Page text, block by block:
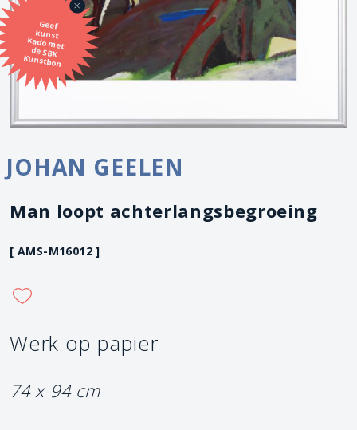
Geef
kunst
kado met
de SBK
Kunstbon
JOHAN GEELEN
Man loopt achterlangsbegroeing
[ AMS-M16012 ]
Werk op papier
74 x 94 cm